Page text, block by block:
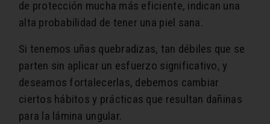
de protección mucha más eficiente, indican una
alta probabilidad de tener una piel sana.
Si tenemos uñas quebradizas, tan débiles que se
parten sin aplicar un esfuerzo significativo, y
deseamos fortalecerlas, debemos cambiar
ciertos hábitos y prácticas que resultan dañinas
para la lámina ungular.